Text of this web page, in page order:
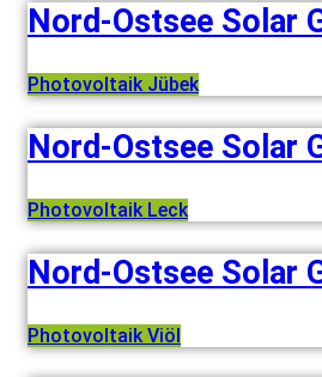
Nord-Ostsee Solar
Photovoltaik Jübek
Nord-Ostsee Solar
Photovoltaik Leck
Nord-Ostsee Solar
Photovoltaik Viöl